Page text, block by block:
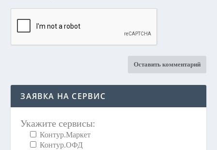
ЗАЯВКА НА СЕРВИС
Укажите сервисы:
Контур.Маркет
Контур.ОФД